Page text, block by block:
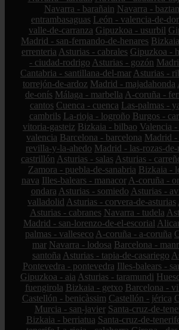
Navarra - barañain Navarra - baztan
entrambasaguas León - valencia-de-
valle-de-carranza Gipuzkoa - usurbil
Madrid - san-fernando-de-henares
errenteria Asturias - cabrales Gipuzkoa -
- ciudad-rodrigo Asturias - gozón
Cantabria - santillana-del-mar Asturias -
torrejón-de-ardoz Madrid - majadahonda
de-onís Málaga - marbella A-coruña -
cantos Cuenca - cuenca Las-palmas -
cambrils La-rioja - logroño Burgos -
vitoria-gasteiz Bizkaia - bilbao Valencia
valencia Barcelona - barcelona Madrid -
revilla-y-la-ahedo Madrid - las-rozas-
castrillón Asturias - salas Asturias -
Zamora - puebla-de-sanabria Bizkaia -
nava Illes-balears - manacor A-coruña -
ondara Asturias - somiedo Asturias -
valladolid Asturias - corvera-de-asturias
Asturias - cabranes Navarra - tudela
Madrid - san-lorenzo-de-el-escorial
palmas - valleseco A-coruña - a-coruña
mar Navarra - lodosa Barcelona -
santoña Asturias - tapia-de-casariego
Pontevedra - pontevedra Illes-balears -
Gipuzkoa - aia Asturias - taramundi
fuengirola Bizkaia - getxo Barcelona -
Castellón - benicàssim Castellón - jérica
Murcia - san-javier Santa-cruz-de-
Bizkaia - berriatua Santa-cruz-de-